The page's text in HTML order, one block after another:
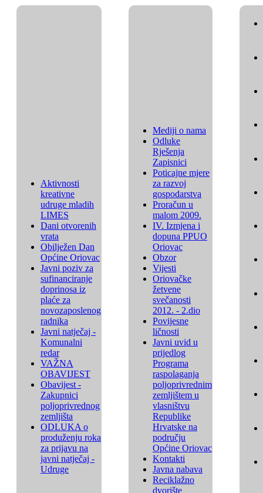
Aktivnosti
kreativne
udruge mladih
LIMES
Dani otvorenih
vrata
Obilježen Dan
Općine Oriovac
Javni poziv za
sufinanciranje
doprinosa iz
plaće za
novozaposlenog
radnika
Javni natječaj -
Komunalni
redar
VAŽNA
OBAVIJEST
Obavijest -
Zakupnici
poljoprivrednog
zemljišta
ODLUKA o
produženju roka
za prijavu na
javni natječaj -
Udruge
Mediji o nama
Odluke
Rješenja
Zapisnici
Poticajne mjere
za razvoj
gospodarstva
Proračun u
malom 2009.
IV. Izmjena i
dopuna PPUO
Oriovac
Obzor
Vijesti
Oriovačke
žetvene
svečanosti
2012. - 2.dio
Povijesne
ličnosti
Javni uvid u
prijedlog
Programa
raspolaganja
poljoprivrednim
zemljištem u
vlasništvu
Republike
Hrvatske na
području
Općine Oriovac
Kontakti
Javna nabava
Reciklažno
dvorište